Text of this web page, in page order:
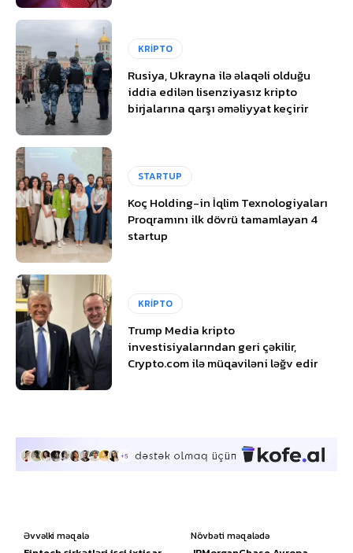
KRİPTO
Rusiya, Ukrayna ilə əlaqəli olduğu
iddia edilən lisenziyasız kripto
birjalarına qarşı əməliyyat keçirir
STARTUP
Koç Holding-in İqlim Texnologiyaları
Proqramını ilk dövrü tamamlayan 4
startup
KRİPTO
Trump Media kripto
investisiyalarından geri çəkilir,
Crypto.com ilə müqaviləni ləğv edir
Əvvəlki məqalə Növbəti məqalədə